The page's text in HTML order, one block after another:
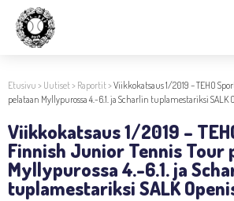
Etusivu > Uutiset> Raportit>Viikkokatsaus 1/2019 – TEHO
pelataan Myllypurossa 4.-6.1. ja Scharlin tuplamestariksi SALK
Viikkokatsaus 1/2019 –
Finnish Junior Tennis Tour
Myllypurossa 4.-6.1. ja
tuplamestariksi SALK